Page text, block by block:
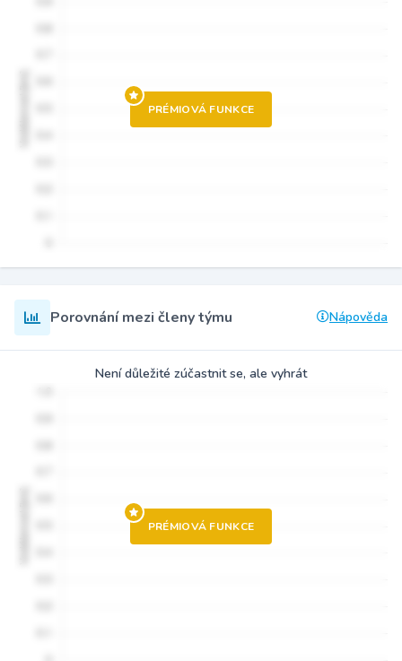
PRÉMIOVÁ FUNKCE
Porovnání mezi členy týmu Nápověda
Není důležité zúčastnit se, ale vyhrát
PRÉMIOVÁ FUNKCE